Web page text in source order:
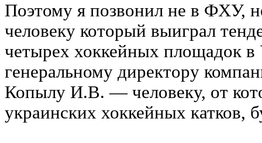
Поэтому я позвонил не в ФХУ,
человеку который выиграл
четырех хоккейных площадок
генеральному директору
Копылу И.В. — человеку, от
украинских хоккейных катков,